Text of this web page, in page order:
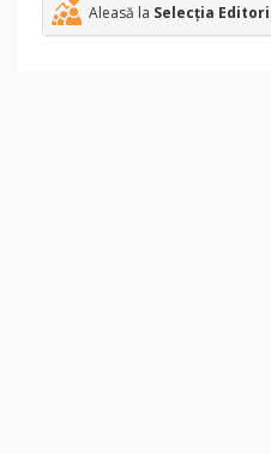
Aleasă la Selecția